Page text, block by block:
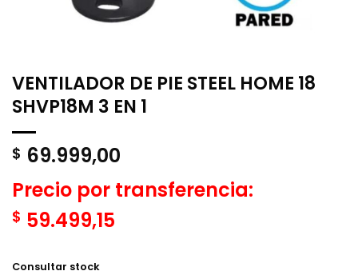
VENTILADOR DE PIE STEEL HOME 18
SHVP18M 3 EN 1
$ 69.999,00
Precio por transferencia:
$ 59.499,15
Consultar stock